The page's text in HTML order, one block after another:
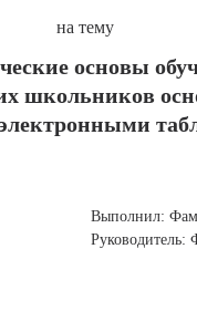
на тему
основы
школьников
Выполнил: